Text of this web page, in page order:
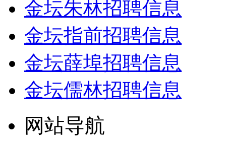
金坛朱林招聘信息
金坛指前招聘信息
金坛薛埠招聘信息
金坛儒林招聘信息
网站导航